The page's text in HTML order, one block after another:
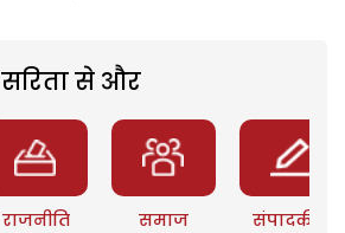
सरिता से और
राजनीति समाज संपादकीय